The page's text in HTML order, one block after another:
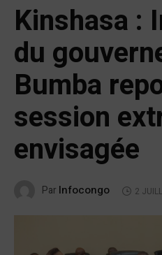
Kinshasa :
du
Bumba
session
envisagée
Par Infocongo 2